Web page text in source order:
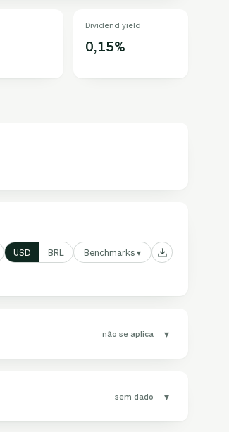
Dividend yield
0,15%
USD BRL Benchmarks ▾
não se aplica ▾
sem dado ▾